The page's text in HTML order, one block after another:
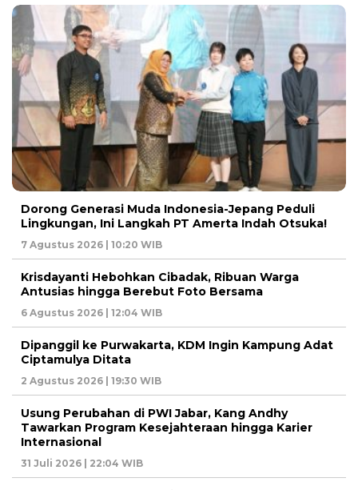
Dorong Generasi Muda Indonesia-Jepang Peduli
Lingkungan, Ini Langkah PT Amerta Indah Otsuka!
7 Agustus 2026 | 10:20 WIB
Krisdayanti Hebohkan Cibadak, Ribuan Warga
Antusias hingga Berebut Foto Bersama
6 Agustus 2026 | 12:04 WIB
Dipanggil ke Purwakarta, KDM Ingin Kampung Adat
Ciptamulya Ditata
2 Agustus 2026 | 19:30 WIB
Usung Perubahan di PWI Jabar, Kang Andhy
Tawarkan Program Kesejahteraan hingga Karier
Internasional
31 Juli 2026 | 22:04 WIB